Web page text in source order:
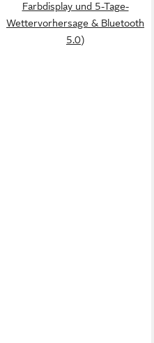
Farbdisplay und 5-Tage-
Wettervorhersage & Bluetooth
5.0)